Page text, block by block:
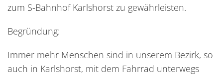
zum S-Bahnhof Karlshorst zu gewährleisten.
Begründung:
Immer mehr Menschen sind in unserem Bezirk, so
auch in Karlshorst, mit dem Fahrrad unterwegs